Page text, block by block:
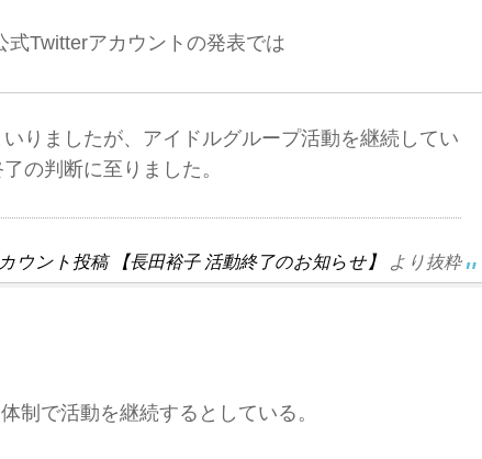
Twitterアカウントの発表では
りましたが、アイドルグループ活動を継続してい
の判断に至りました。
ウント投稿 【長田裕子 活動終了のお知らせ】 より抜粋
制で活動を継続するとしている。